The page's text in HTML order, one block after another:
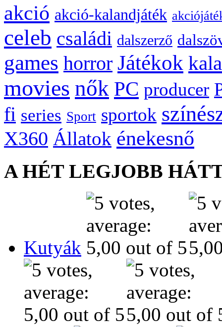
akció akció-kalandjáték
celeb családi dalszerző
games horror Játékok
movies nők PC producer
fi series Sport sportok
X360 Állatok énekesnő
A HÉT LEGJOBB
Kutyák